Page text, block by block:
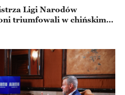
Ligi Narodów
triumfowali w chińskim